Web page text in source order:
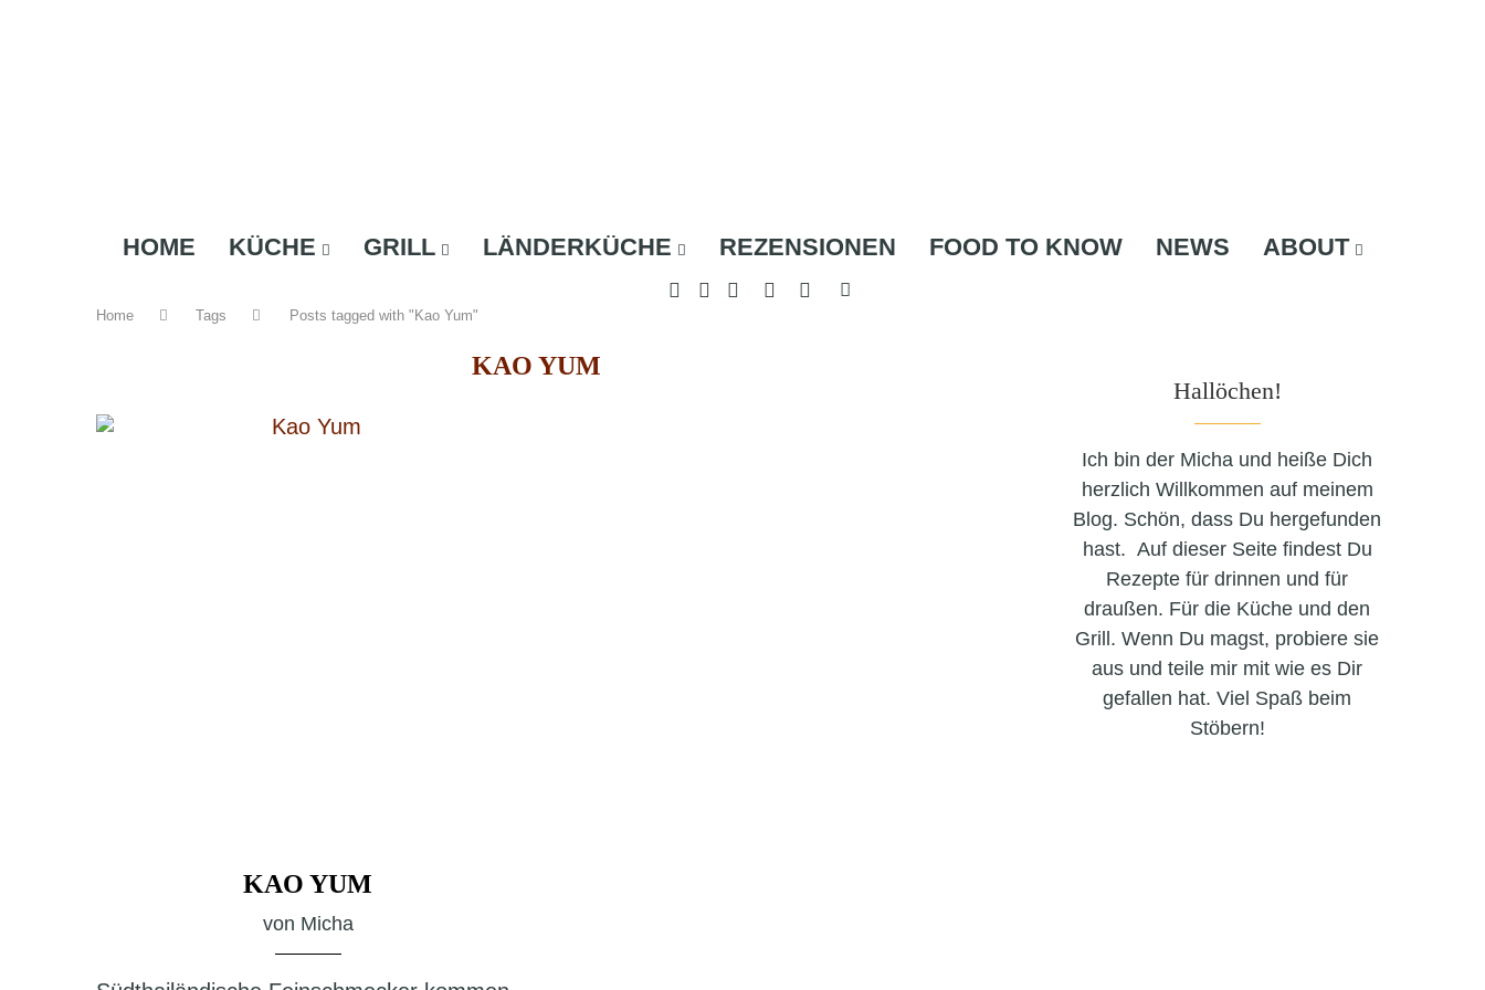
HOME KÜCHE GRILL LÄNDERKÜCHE REZENSIONEN FOOD TO KNOW NEWS ABOUT
Home Tags Posts tagged with "Kao Yum"
KAO YUM
KAO YUM
von Micha
Hallöchen!
Ich bin der Micha und heiße Dich
herzlich Willkommen auf meinem
Blog. Schön, dass Du hergefunden
hast. Auf dieser Seite findest Du
Rezepte für drinnen und für
draußen. Für die Küche und den
Grill. Wenn Du magst, probiere sie
aus und teile mir mit wie es Dir
gefallen hat. Viel Spaß beim
Stöbern!